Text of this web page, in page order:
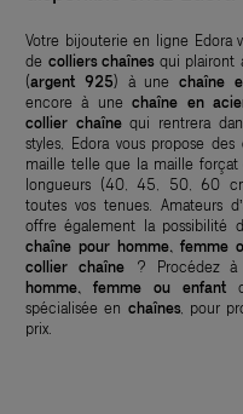
Votre bijouterie en ligne Edora
de colliers chaînesqui plairont
(argent 925) à une chaîne
encore à une chaîne en
collier chaînequi rentrera
styles, Edora vous propose des
maille telle que la maille
longueurs (40, 45, 50, 60
toutes vos tenues. Amateurs d’
offre également la possibilité
chaîne pour homme, femme
collier chaîne ? Procédez à
homme, femme ou enfant
spécialisée en chaînes, pour
prix.